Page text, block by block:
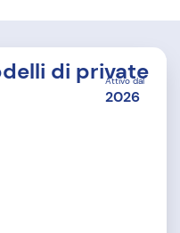
Attivo dal
2026
di private